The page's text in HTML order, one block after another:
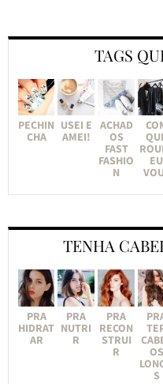
TAGS
PECHIN
CHA
USEI E
AMEI!
ACHAD
OS
FAST
FASHIO
N
EU
TENHA
PRA
HIDRAT
AR
PRA
NUTRI
R
PRA
RECON
STRUI
R
OS
S